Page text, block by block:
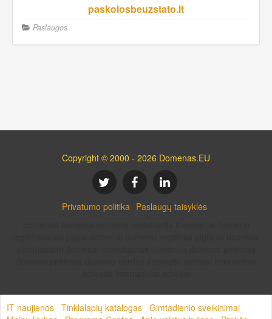
paskolosbeuzstato.lt
Paslaugos
Copyright © 2000 - 2026 Domenas.EU
Privatumo politika Paslaugų taisyklės
IT naujienos Tinklalapių katalogas Gimtadienio sveikinimai